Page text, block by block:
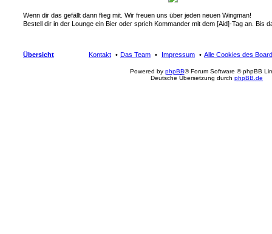
Wenn dir das gefällt dann flieg mit. Wir freuen uns über jeden neuen Wingman!
Bestell dir in der Lounge ein Bier oder sprich Kommander mit dem [Aid]-Tag an. Bis
Übersicht Alle Cookies des
Impressum
Das Team
Kontakt
Powered by phpBB® Forum Software © phpBB
Deutsche Übersetzung durch phpBB.de